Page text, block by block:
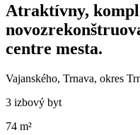
Atraktívny,
centre mesta.
Vajanského, Trnava, okres
3 izbový byt
74 m²